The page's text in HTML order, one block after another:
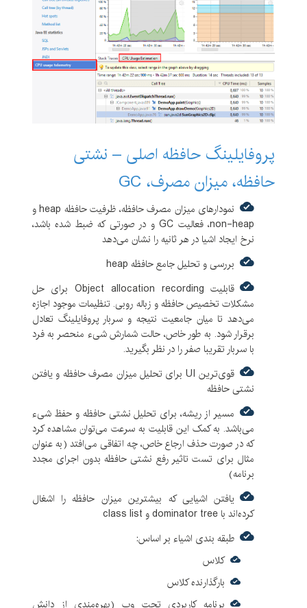
پروفایلینگ حافظه اصلی – نشتی
حافظه، میزان مصرف، GC
نمودارهای میزان مصرف حافظه، ظرفیت حافظه heap و
non-heap، فعالیت GC و در صورتی که ضبط شده باشد،
نرخ ایجاد اشیا در هر ثانیه را نشان می‌دهد
بررسی و تحلیل جامع حافظه heap
قابلیت Object allocation recording برای حل
مشکلات تخصیص حافظه و زباله روبی. تنظیمات موجود اجازه
می‌دهد تا میان جامعیت نتیجه و سربار پروفایلینگ تعادل
برقرار شود. به طور خاص، حالت شمارش شیء منحصر به فرد
با سربار تقریبا صفر را در نظر بگیرید.
قوی‌ترین UI برای تحلیل میزان مصرف حافظه و یافتن
نشتی حافظه
مسیر از ریشه، برای تحلیل نشتی حافظه و حفظ شیء
می‌باشد. به کمک این قابلیت به سرعت می‌توان مشاهده کرد
که در صورت حذف ارجاع خاص، چه اتفاقی می‌افتد (به عنوان
مثال برای تست تاثیر رفع نشتی حافظه بدون اجرای مجدد
برنامه)
یافتن اشیایی که بیشترین میزان حافظه را اشغال
کرده‌اند با dominator tree و class list
طبقه بندی اشیاء بر اساس:
کلاس
بارگذارنده کلاس
برنامه کاربردی تحت وب (بهره‌مندی از دانش